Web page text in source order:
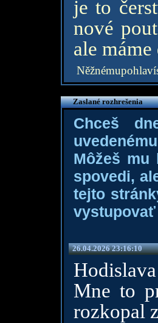
je to
nové
ale máme
Zaslané rozhrešenia
Chceš
Môžeš
spovedi,
tejto
26.04.2026 23:16:10
Mne to
rozkopal